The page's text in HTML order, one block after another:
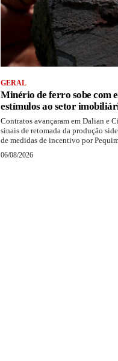
GERAL
Minério de ferro sobe com
estímulos ao setor
Contratos avançaram em Dalian e
sinais de retomada da produção
de medidas de incentivo por
06/08/2026